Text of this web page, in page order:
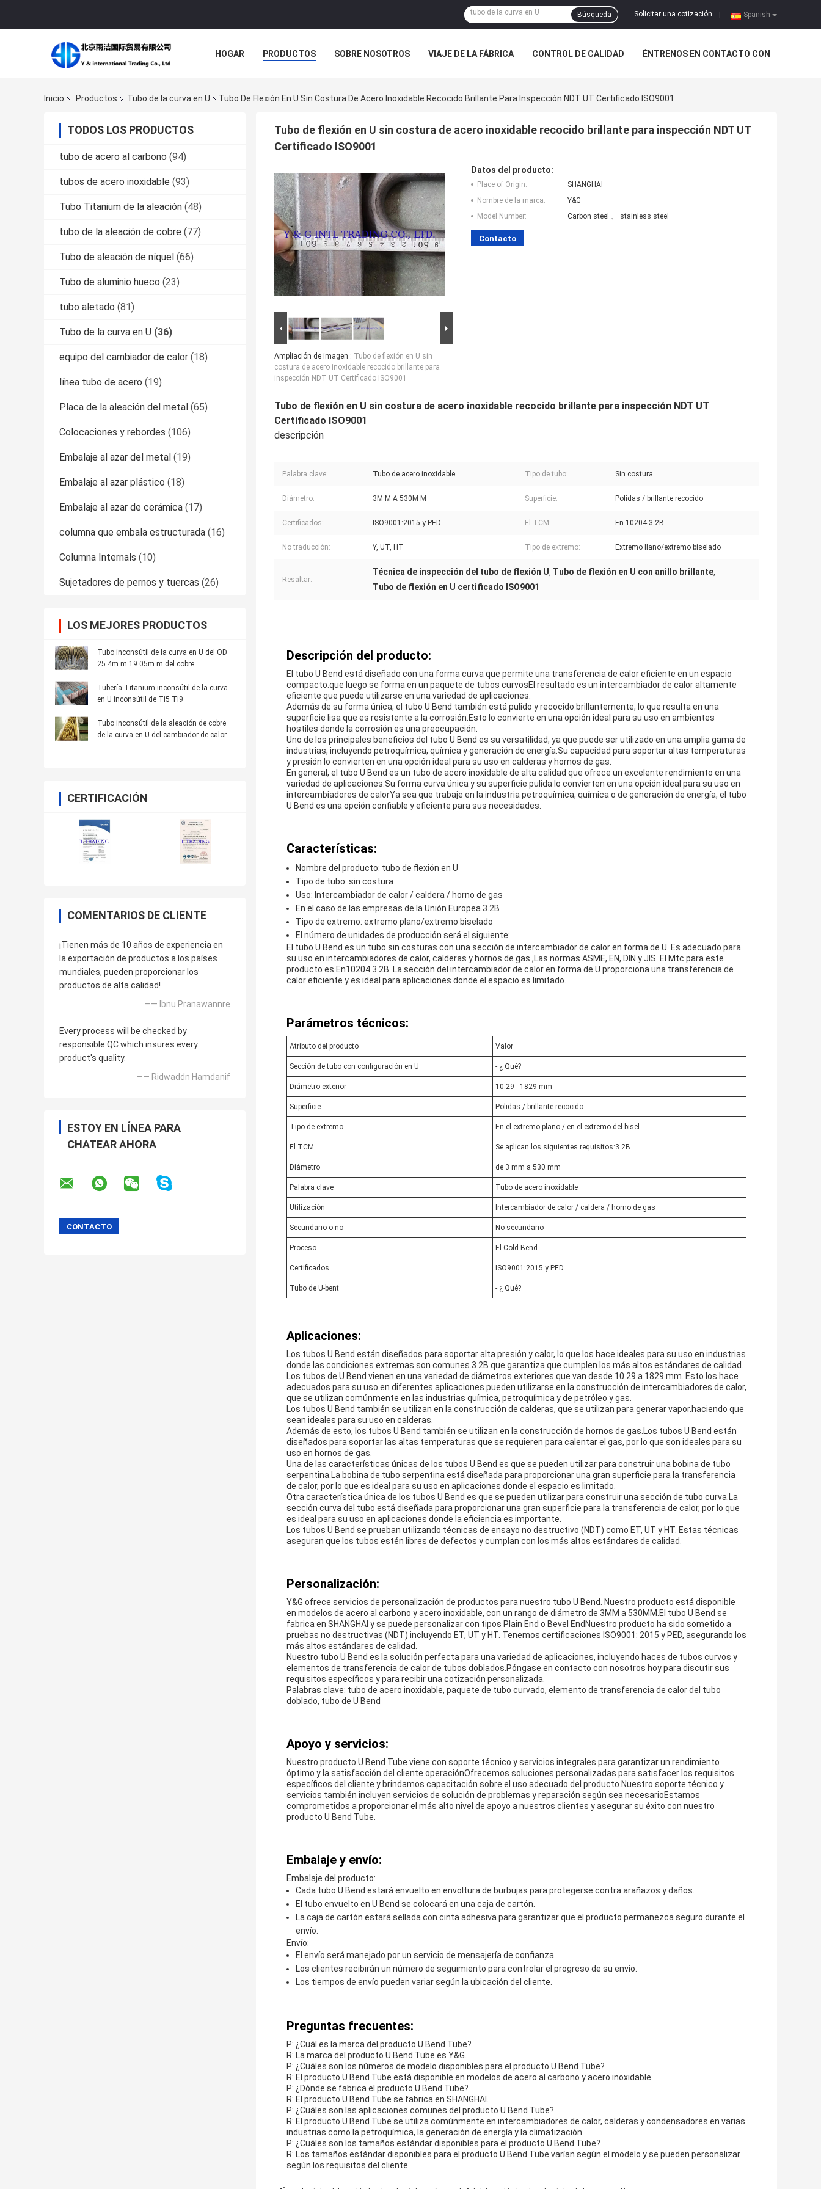
Spanish
Solicitar una cotización
Búsqueda
HOGAR PRODUCTOS SOBRE NOSOTROS VIAJE DE LA FÁBRICA CONTROL DE CALIDAD ÉNTRENOS EN CONTACTO CON
Inicio
Productos Tubo de la curva en U Tubo De Flexión En U Sin Costura De Acero Inoxidable Recocido Brillante Para Inspección NDT UT Certificado ISO9001
TODOS LOS PRODUCTOS
tubo de acero al carbono (94)
tubos de acero inoxidable (93)
Tubo Titanium de la aleación (48)
tubo de la aleación de cobre (77)
Tubo de aleación de níquel (66)
Tubo de aluminio hueco (23)
tubo aletado (81)
Tubo de la curva en U (36)
equipo del cambiador de calor (18)
línea tubo de acero (19)
Placa de la aleación del metal (65)
Colocaciones y rebordes (106)
Embalaje al azar del metal (19)
Embalaje al azar plástico (18)
Embalaje al azar de cerámica (17)
columna que embala estructurada (16)
Columna Internals (10)
Sujetadores de pernos y tuercas (26)
LOS MEJORES PRODUCTOS
Tubo inconsútil de la curva en U del OD
25.4m m 19.05m m del cobre
Tubería Titanium inconsútil de la curva
en U inconsútil de Ti5 Ti9
Tubo inconsútil de la aleación de cobre
de la curva en U del cambiador de calor
CERTIFICACIÓN
COMENTARIOS DE CLIENTE
¡Tienen más de 10 años de experiencia en
la exportación de productos a los países
mundiales, pueden proporcionar los
productos de alta calidad!
—— Ibnu Pranawannre
Every process will be checked by
responsible QC which insures every
product's quality.
—— Ridwaddn Hamdanif
ESTOY EN LÍNEA PARA
CHATEAR AHORA
Tubo de flexión en U sin costura de acero inoxidable recocido brillante para inspección NDT UT
Certificado ISO9001
Ampliación de imagen : Tubo de flexión en U sin
costura de acero inoxidable recocido brillante para
inspección NDT UT Certificado ISO9001
Datos del producto:
Place of Origin:
SHANGHAI
Nombre de la marca:
Y&G
Model Number:
Carbon steel 、 stainless steel
Contacto
Tubo de flexión en U sin costura de acero inoxidable recocido brillante para inspección NDT UT
Certificado ISO9001
descripción
Palabra clave: Tubo de acero inoxidable Tipo de tubo: Sin costura
Diámetro: 3M M A 530M M Superficie: Polidas / brillante recocido
Certificados: ISO9001:2015 y PED El TCM: En 10204.3.2B
No traducción: Y, UT, HT Tipo de extremo: Extremo llano/extremo biselado
Resaltar:
Técnica de inspección del tubo de flexión U, Tubo de flexión en U con anillo brillante,
Tubo de flexión en U certificado ISO9001
Descripción del producto:
El tubo U Bend está diseñado con una forma curva que permite una transferencia de calor eficiente en un espacio
compacto.que luego se forma en un paquete de tubos curvosEl resultado es un intercambiador de calor altamente
eficiente que puede utilizarse en una variedad de aplicaciones.
Además de su forma única, el tubo U Bend también está pulido y recocido brillantemente, lo que resulta en una
superficie lisa que es resistente a la corrosión.Esto lo convierte en una opción ideal para su uso en ambientes
hostiles donde la corrosión es una preocupación.
Uno de los principales beneficios del tubo U Bend es su versatilidad, ya que puede ser utilizado en una amplia gama de
industrias, incluyendo petroquímica, química y generación de energía.Su capacidad para soportar altas temperaturas
y presión lo convierten en una opción ideal para su uso en calderas y hornos de gas.
En general, el tubo U Bend es un tubo de acero inoxidable de alta calidad que ofrece un excelente rendimiento en una
variedad de aplicaciones.Su forma curva única y su superficie pulida lo convierten en una opción ideal para su uso en
intercambiadores de calorYa sea que trabaje en la industria petroquímica, química o de generación de energía, el tubo
U Bend es una opción confiable y eficiente para sus necesidades.
Características:
Nombre del producto: tubo de flexión en U
Tipo de tubo: sin costura
Uso: Intercambiador de calor / caldera / horno de gas
En el caso de las empresas de la Unión Europea.3.2B
Tipo de extremo: extremo plano/extremo biselado
El número de unidades de producción será el siguiente:
El tubo U Bend es un tubo sin costuras con una sección de intercambiador de calor en forma de U. Es adecuado para
su uso en intercambiadores de calor, calderas y hornos de gas.,Las normas ASME, EN, DIN y JIS. El Mtc para este
producto es En10204.3.2B. La sección del intercambiador de calor en forma de U proporciona una transferencia de
calor eficiente y es ideal para aplicaciones donde el espacio es limitado.
Parámetros técnicos:
Atributo del producto Valor
Sección de tubo con configuración en U - ¿ Qué?
Diámetro exterior 10.29 - 1829 mm
Superficie Polidas / brillante recocido
Tipo de extremo En el extremo plano / en el extremo del bisel
El TCM Se aplican los siguientes requisitos:3.2B
Diámetro de 3 mm a 530 mm
Palabra clave Tubo de acero inoxidable
Utilización Intercambiador de calor / caldera / horno de gas
Secundario o no No secundario
Proceso El Cold Bend
Certificados ISO9001:2015 y PED
Tubo de U-bent - ¿ Qué?
Aplicaciones:
Los tubos U Bend están diseñados para soportar alta presión y calor, lo que los hace ideales para su uso en industrias
donde las condiciones extremas son comunes.3.2B que garantiza que cumplen los más altos estándares de calidad.
Los tubos de U Bend vienen en una variedad de diámetros exteriores que van desde 10.29 a 1829 mm. Esto los hace
adecuados para su uso en diferentes aplicaciones.pueden utilizarse en la construcción de intercambiadores de calor,
que se utilizan comúnmente en las industrias química, petroquímica y de petróleo y gas.
Los tubos U Bend también se utilizan en la construcción de calderas, que se utilizan para generar vapor.haciendo que
sean ideales para su uso en calderas.
Además de esto, los tubos U Bend también se utilizan en la construcción de hornos de gas.Los tubos U Bend están
diseñados para soportar las altas temperaturas que se requieren para calentar el gas, por lo que son ideales para su
uso en hornos de gas.
Una de las características únicas de los tubos U Bend es que se pueden utilizar para construir una bobina de tubo
serpentina.La bobina de tubo serpentina está diseñada para proporcionar una gran superficie para la transferencia
de calor, por lo que es ideal para su uso en aplicaciones donde el espacio es limitado.
Otra característica única de los tubos U Bend es que se pueden utilizar para construir una sección de tubo curva.La
sección curva del tubo está diseñada para proporcionar una gran superficie para la transferencia de calor, por lo que
es ideal para su uso en aplicaciones donde la eficiencia es importante.
Los tubos U Bend se prueban utilizando técnicas de ensayo no destructivo (NDT) como ET, UT y HT. Estas técnicas
aseguran que los tubos estén libres de defectos y cumplan con los más altos estándares de calidad.
Personalización:
Y&G ofrece servicios de personalización de productos para nuestro tubo U Bend. Nuestro producto está disponible
en modelos de acero al carbono y acero inoxidable, con un rango de diámetro de 3MM a 530MM.El tubo U Bend se
fabrica en SHANGHAI y se puede personalizar con tipos Plain End o Bevel EndNuestro producto ha sido sometido a
pruebas no destructivas (NDT) incluyendo ET, UT y HT. Tenemos certificaciones ISO9001: 2015 y PED, asegurando los
más altos estándares de calidad.
Nuestro tubo U Bend es la solución perfecta para una variedad de aplicaciones, incluyendo haces de tubos curvos y
elementos de transferencia de calor de tubos doblados.Póngase en contacto con nosotros hoy para discutir sus
requisitos específicos y para recibir una cotización personalizada.
Palabras clave: tubo de acero inoxidable, paquete de tubo curvado, elemento de transferencia de calor del tubo
doblado, tubo de U Bend
Apoyo y servicios:
Nuestro producto U Bend Tube viene con soporte técnico y servicios integrales para garantizar un rendimiento
óptimo y la satisfacción del cliente.operaciónOfrecemos soluciones personalizadas para satisfacer los requisitos
específicos del cliente y brindamos capacitación sobre el uso adecuado del producto.Nuestro soporte técnico y
servicios también incluyen servicios de solución de problemas y reparación según sea necesarioEstamos
comprometidos a proporcionar el más alto nivel de apoyo a nuestros clientes y asegurar su éxito con nuestro
producto U Bend Tube.
Embalaje y envío:
Embalaje del producto:
Cada tubo U Bend estará envuelto en envoltura de burbujas para protegerse contra arañazos y daños.
El tubo envuelto en U Bend se colocará en una caja de cartón.
La caja de cartón estará sellada con cinta adhesiva para garantizar que el producto permanezca seguro durante el
envío.
Envío:
El envío será manejado por un servicio de mensajería de confianza.
Los clientes recibirán un número de seguimiento para controlar el progreso de su envío.
Los tiempos de envío pueden variar según la ubicación del cliente.
Preguntas frecuentes:
P: ¿Cuál es la marca del producto U Bend Tube?
R: La marca del producto U Bend Tube es Y&G.
P: ¿Cuáles son los números de modelo disponibles para el producto U Bend Tube?
R: El producto U Bend Tube está disponible en modelos de acero al carbono y acero inoxidable.
P: ¿Dónde se fabrica el producto U Bend Tube?
R: El producto U Bend Tube se fabrica en SHANGHAI.
P: ¿Cuáles son las aplicaciones comunes del producto U Bend Tube?
R: El producto U Bend Tube se utiliza comúnmente en intercambiadores de calor, calderas y condensadores en varias
industrias como la petroquímica, la generación de energía y la climatización.
P: ¿Cuáles son los tamaños estándar disponibles para el producto U Bend Tube?
R: Los tamaños estándar disponibles para el producto U Bend Tube varían según el modelo y se pueden personalizar
según los requisitos del cliente.